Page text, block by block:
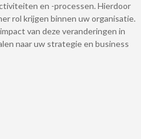
en -processen. Hierdoor
rol krijgen binnen uw organisatie.
van deze veranderingen in
naar uw strategie en business